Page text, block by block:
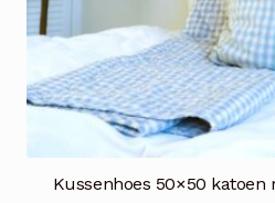
Kussenhoes 50×50